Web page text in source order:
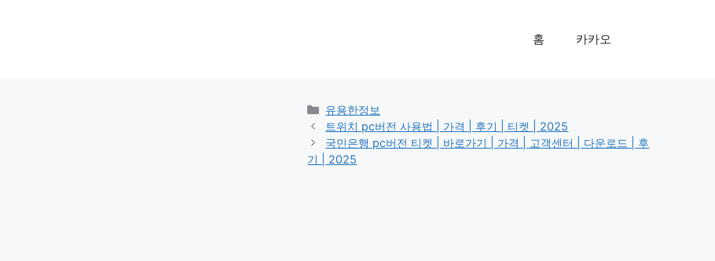
홈 카카오
카
테
고
리
유용한정보
트위치 pc버전 사용법 | 가격 | 후기 | 티켓 | 2025
국민은행 pc버전 티켓 | 바로가기 | 가격 | 고객센터 | 다운로드 | 후
기 | 2025